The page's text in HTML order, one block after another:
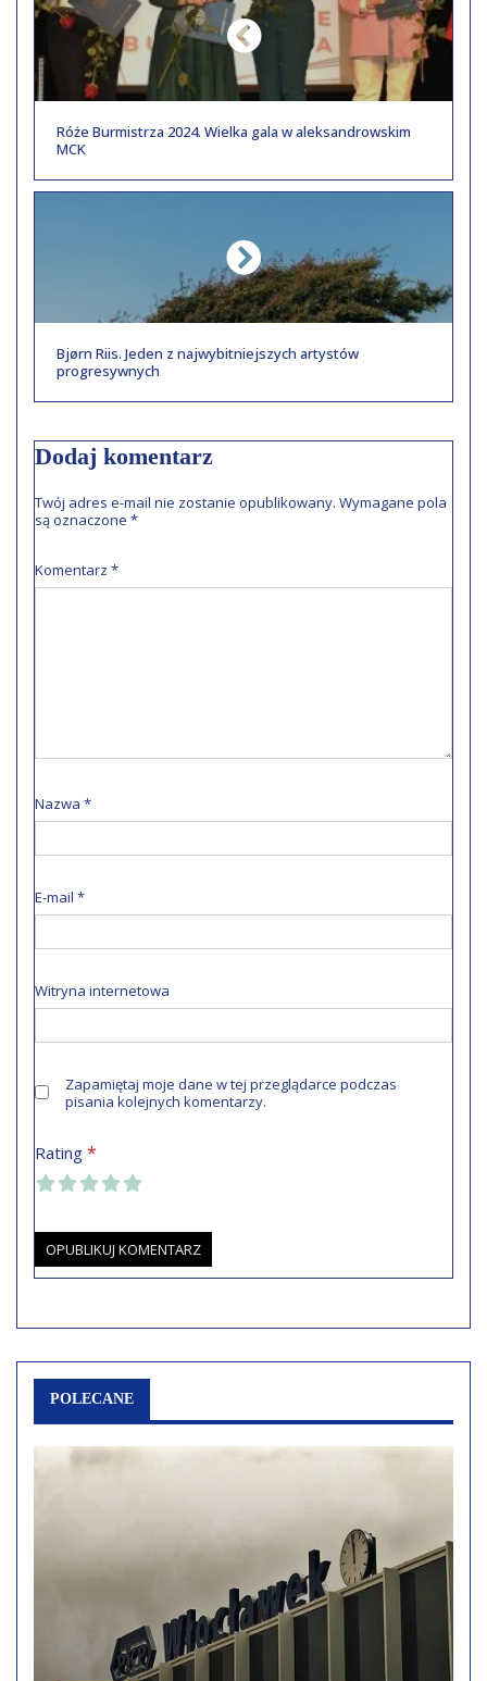
Róże Burmistrza 2024. Wielka gala w aleksandrowskim
MCK
Bjørn Riis. Jeden z najwybitniejszych artystów
progresywnych
Dodaj komentarz
Twój adres e-mail nie zostanie opublikowany. Wymagane pola
są oznaczone *
Komentarz *
Nazwa *
E-mail *
Witryna internetowa
Zapamiętaj moje dane w tej przeglądarce podczas
pisania kolejnych komentarzy.
Rating *
POLECANE